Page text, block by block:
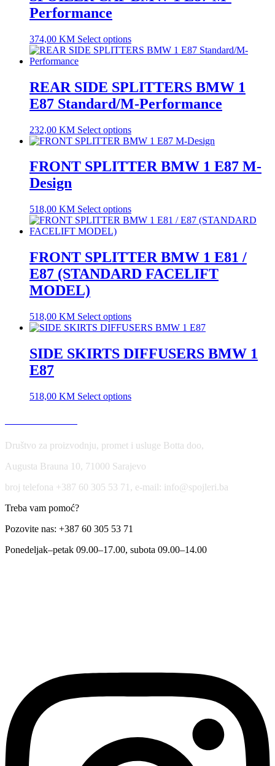
Performance
374,00 KM Select options
REAR SIDE SPLITTERS BMW 1
E87 Standard/M-Performance
232,00 KM Select options
FRONT SPLITTER BMW 1 E87 M-
Design
518,00 KM Select options
FRONT SPLITTER BMW 1 E81 /
E87 (STANDARD FACELIFT
MODEL)
518,00 KM Select options
SIDE SKIRTS DIFFUSERS BMW 1
E87
518,00 KM Select options
Društvo za proizvodnju, promet i usluge Botta doo,
Augusta Brauna 10, 71000 Sarajevo
broj telefona +387 60 305 53 71, e-mail: info@spojleri.ba
Treba vam pomoć?
Pozovite nas: +387 60 305 53 71
Ponedeljak–petak 09.00–17.00, subota 09.00–14.00